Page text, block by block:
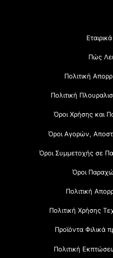
Πώς
Πολιτική
Πολιτική
Όροι Χρήσης και
Όροι Αγορών,
Όροι Συμμετοχής σε
Όροι
Πολιτική
Πολιτική Χρήσης
Προϊόντα Φιλικά
Πολιτική